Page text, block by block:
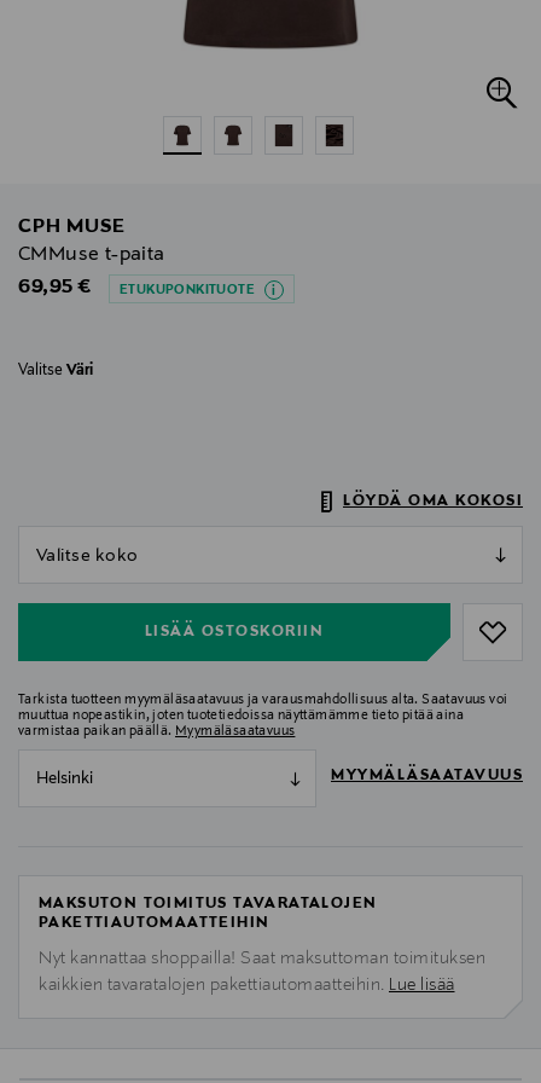
CPH MUSE
CMMuse t-paita
Original Price
69,95 € ETUKUPONKITUOTE
Valitse Väri
LÖYDÄ OMA KOKOSI
LISÄÄ OSTOSKORIIN
Tarkista tuotteen myymäläsaatavuus ja varausmahdollisuus alta. Saatavuus voi
muuttua nopeastikin, joten tuotetiedoissa näyttämämme tieto pitää aina
varmistaa paikan päällä. Myymäläsaatavuus
Helsinki MYYMÄLÄSAATAVUUS
MAKSUTON TOIMITUS TAVARATALOJEN
PAKETTIAUTOMAATTEIHIN
Nyt kannattaa shoppailla! Saat maksuttoman toimituksen
kaikkien tavaratalojen pakettiautomaatteihin. Lue lisää